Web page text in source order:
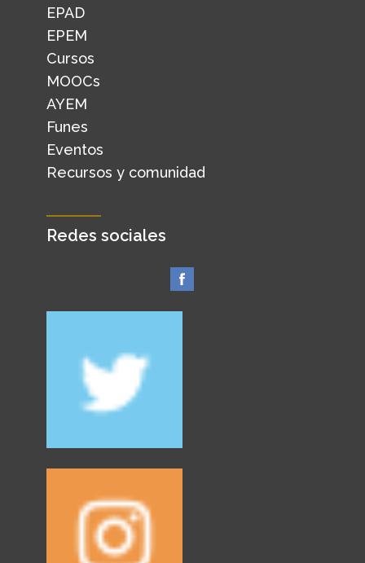
EPAD
EPEM
Cursos
MOOCs
AYEM
Funes
Eventos
Recursos y comunidad
Redes sociales